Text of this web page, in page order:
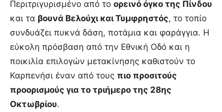
Περιτριγυρισμένο από το ορεινό όγκο της Πίνδου
και τα βουνά Βελούχι και Τυμφρηστός, το τοπίο
συνδυάζει πυκνά δάση, ποτάμια και φαράγγια. Η
εύκολη πρόσβαση από την Εθνική Οδό και η
ποικιλία επιλογών μετακίνησης καθιστούν το
Καρπενήσι έναν από τους πιο προσιτούς
προορισμούς για το τριήμερο της 28ης
Οκτωβρίου.